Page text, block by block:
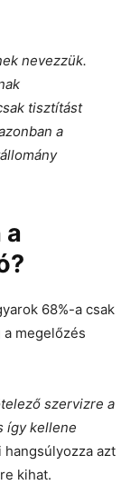
nevezzük.
tisztítást
a
a
68%-a csak
megelőzés
szervizre a
így kellene
hangsúlyozza azt
kihat.